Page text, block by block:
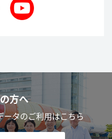
方へ
ータのご利用はこちら